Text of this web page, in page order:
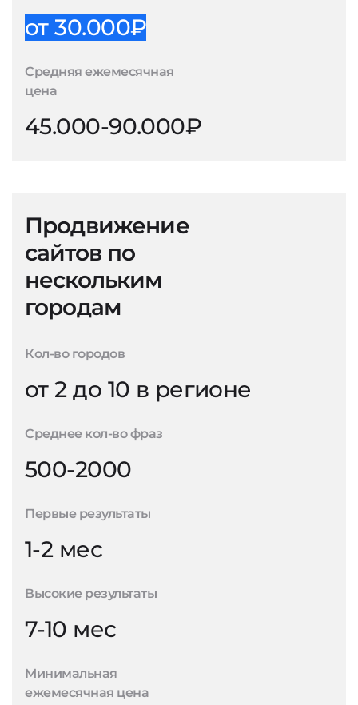
от 30.000₽
Средняя ежемесячная
цена
45.000-90.000₽
Продвижение
сайтов по
нескольким
городам
Кол-во городов
от 2 до 10 в регионе
Среднее кол-во фраз
500-2000
Первые результаты
1-2 мес
Высокие результаты
7-10 мес
Минимальная
ежемесячная цена